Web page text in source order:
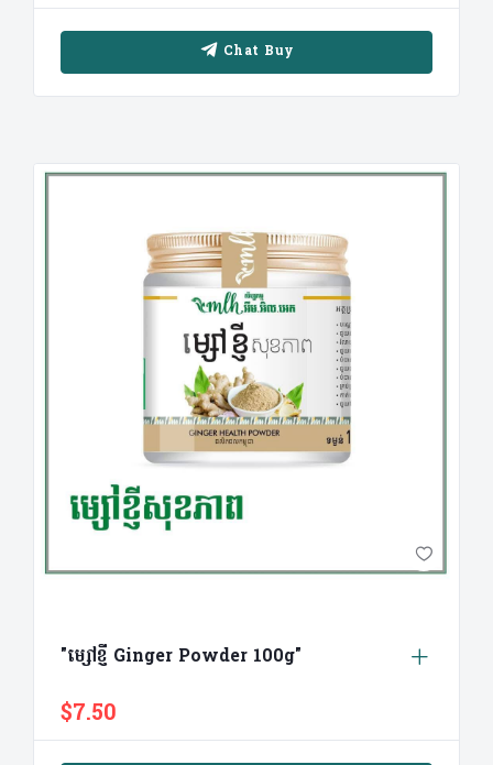
Chat Buy
"ម្សៅខ្ញី Ginger Powder 100g"
$7.50